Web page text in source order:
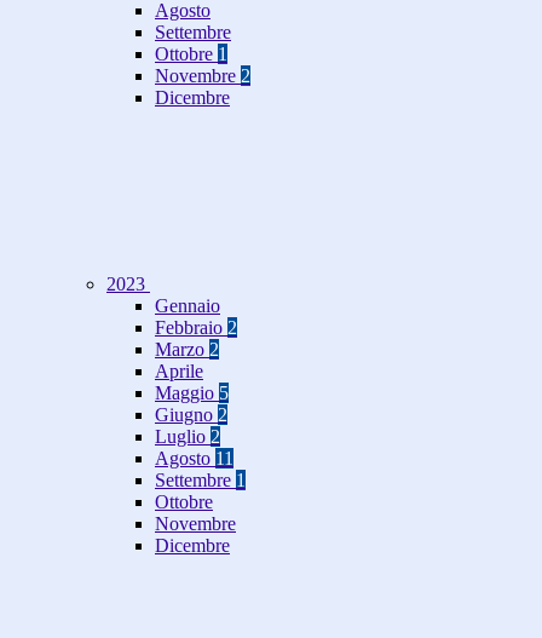
Agosto
Settembre
Ottobre 1
Novembre 2
Dicembre
2023
Gennaio
Febbraio 2
Marzo 2
Aprile
Maggio 5
Giugno 2
Luglio 2
Agosto 11
Settembre 1
Ottobre
Novembre
Dicembre